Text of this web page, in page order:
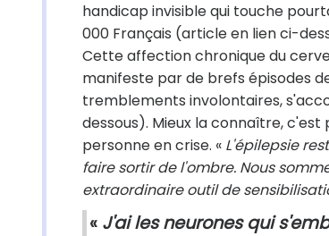
handicap invisible qui touche
000 Français (article en lien ci-
Cette affection chronique du
manifeste par de brefs épisodes
tremblements involontaires,
dessous). Mieux la connaître,
personne en crise. « L'épilepsie
faire sortir de l'ombre. Nous
extraordinaire outil de
« J'ai les neurones qui